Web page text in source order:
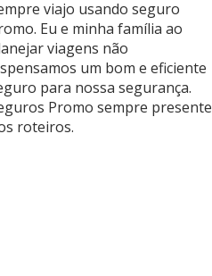
viajo usando seguro
Eu e minha família ao
viagens não
um bom e eficiente
para nossa segurança.
Promo sempre presente
roteiros.